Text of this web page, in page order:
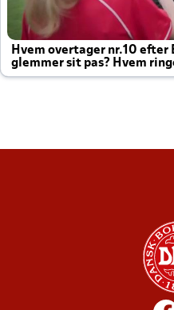
Hvem overtager nr.10 efter
glemmer sit pas? Hvem
altid til efter kampe?